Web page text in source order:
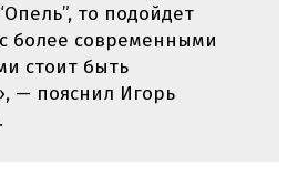
то подойдет
более современными
стоит быть
— пояснил Игорь